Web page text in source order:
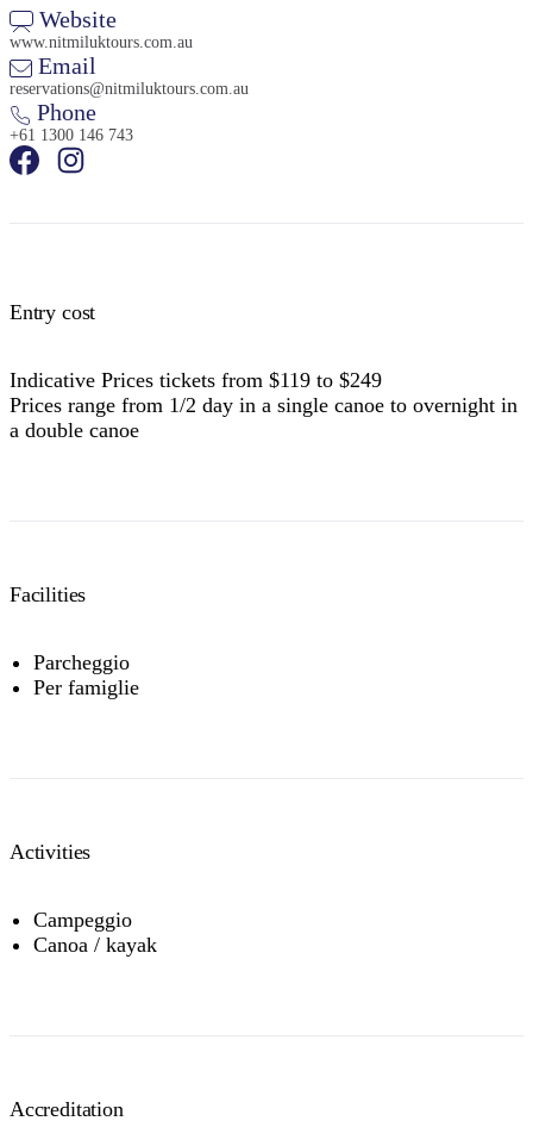
Website
www.nitmiluktours.com.au
Email
reservations@nitmiluktours.com.au
Phone
+61 1300 146 743
Entry cost
Indicative Prices tickets from $119 to $249
Prices range from 1/2 day in a single canoe to overnight in
a double canoe
Facilities
Parcheggio
Per famiglie
Activities
Campeggio
Canoa / kayak
Accreditation